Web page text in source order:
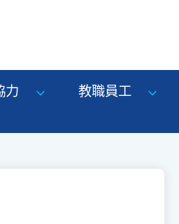
力 教職員工